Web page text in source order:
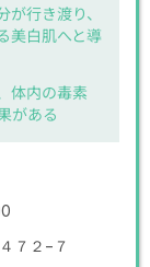
行き渡り、
美白肌へと導
体内の毒素
がある
７２−７